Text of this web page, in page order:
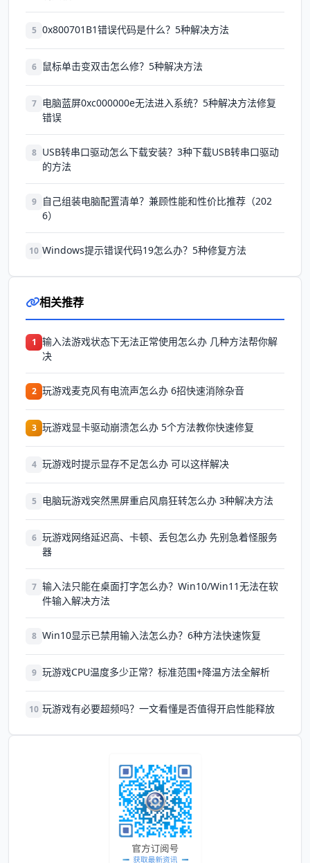
5 0x800701B1错误代码是什么？5种解决方法
6 鼠标单击变双击怎么修？5种解决方法
7 电脑蓝屏0xc000000e无法进入系统？5种解决方法修复
错误
8 USB转串口驱动怎么下载安装？3种下载USB转串口驱动
的方法
9
自己组装电脑配置清单？兼顾性能和性价比推荐（202
6）
10 Windows提示错误代码19怎么办？5种修复方法
相关推荐
1 输入法游戏状态下无法正常使用怎么办 几种方法帮你解
决
2 玩游戏麦克风有电流声怎么办 6招快速消除杂音
3 玩游戏显卡驱动崩溃怎么办 5个方法教你快速修复
4 玩游戏时提示显存不足怎么办 可以这样解决
5 电脑玩游戏突然黑屏重启风扇狂转怎么办 3种解决方法
6 玩游戏网络延迟高、卡顿、丢包怎么办 先别急着怪服务
器
7 输入法只能在桌面打字怎么办？Win10/Win11无法在软
件输入解决方法
8 Win10显示已禁用输入法怎么办？6种方法快速恢复
9 玩游戏CPU温度多少正常？标准范围+降温方法全解析
10 玩游戏有必要超频吗？一文看懂是否值得开启性能释放